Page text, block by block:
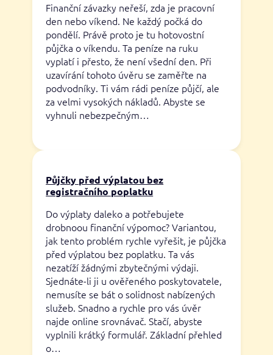
Finanční závazky neřeší, zda je pracovní
den nebo víkend. Ne každý počká do
pondělí. Právě proto je tu hotovostní
půjčka o víkendu. Ta peníze na ruku
vyplatí i přesto, že není všední den. Při
uzavírání tohoto úvěru se zaměřte na
podvodníky. Ti vám rádi peníze půjčí, ale
za velmi vysokých nákladů. Abyste se
vyhnuli nebezpečným…
Půjčky před výplatou bez
registračního poplatku
Do výplaty daleko a potřebujete
drobnoou finanční výpomoc? Variantou,
jak tento problém rychle vyřešit, je půjčka
před výplatou bez poplatku. Ta vás
nezatíží žádnými zbytečnými výdaji.
Sjednáte-li ji u ověřeného poskytovatele,
nemusíte se bát o solidnost nabízených
služeb. Snadno a rychle pro vás úvěr
najde online srovnávač. Stačí, abyste
vyplnili krátký formulář. Základní přehled
o…